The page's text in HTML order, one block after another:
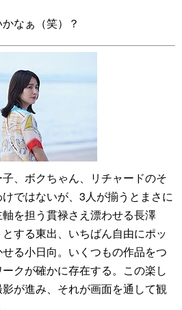
なぁ（笑）？
、ボクちゃん、リチャードのそ
ではないが、3人が揃うとまさに
を担う貫禄さえ漂わせる長澤
する東出、いちばん自由にポッ
る小日向。いくつもの作品をつ
クが確かに存在する。この楽し
が進み、それが画面を通して観